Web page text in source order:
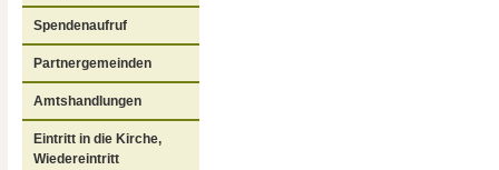
Spendenaufruf
Partnergemeinden
Amtshandlungen
Eintritt in die Kirche,
Wiedereintritt